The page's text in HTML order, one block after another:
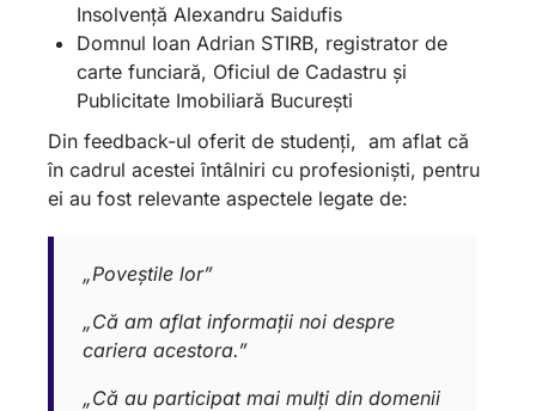
Insolvență Alexandru Saidufis
Domnul Ioan Adrian STIRB, registrator de
carte funciară, Oficiul de Cadastru și
Publicitate Imobiliară București
Din feedback-ul oferit de studenți, am aflat că
în cadrul acestei întâlniri cu profesioniști, pentru
ei au fost relevante aspectele legate de:
„Poveștile lor”
„Că am aflat informații noi despre
cariera acestora.”
„Că au participat mai mulți din domenii